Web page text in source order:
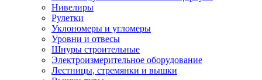
Нивелиры
Рулетки
Уклономеры и угломеры
Уровни и отвесы
Шнуры строительные
Электроизмерительное оборудование
Лестницы, стремянки и вышки